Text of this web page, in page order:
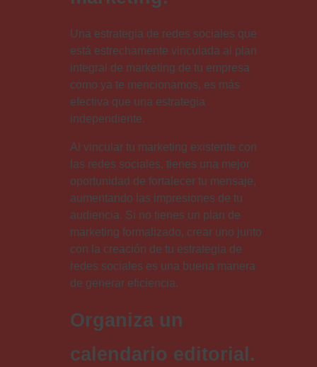
Una estrategia de redes sociales que
está estrechamente vinculada al plan
integral de marketing de tu empresa
como ya te mencionamos, es más
efectiva que una estrategia
independiente.
Al vincular tu marketing existente con
las redes sociales, tienes una mejor
oportunidad de fortalecer tu mensaje,
aumentando las impresiones de tu
audiencia. Si no tienes un plan de
marketing formalizado, crear uno junto
con la creación de tu estrategia de
redes sociales es una buena manera
de generar eficiencia.
Organiza un
calendario editorial.